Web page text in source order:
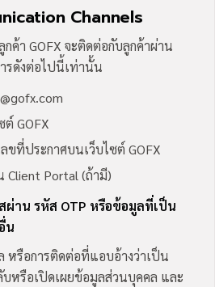
Channels
ค้า GOFX จะติดต่อกับลูกค้าผ่าน
รดังต่อไปนี้เท่านั้น
GOFX
ขที่ประกาศบนเว็บไซต์ GOFX
Client Portal (ถ้ามี)
ผ่าน รหัส OTP หรือข้อมูลที่เป็น
น
หรือการติดต่อที่แอบอ้างว่าเป็น
บหรือเปิดเผยข้อมูลส่วนบุคคล และ